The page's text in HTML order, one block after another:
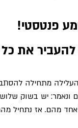
פנטסטי!
להעביר את
מתחילה
ונאמר: יש בשוק
מהם. אז נתחיל